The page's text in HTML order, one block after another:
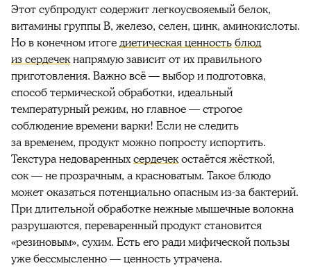
Этот субпродукт содержит легкоусвояемый белок,
витамины группы B, железо, селен, цинк, аминокислоты.
Но в конечном итогедиетическая ценностьблюд
из сердечекнапрямую зависит от их правильного
приготовления. Важно всё — выбор и подготовка,
способ термической обработки, идеальный
температурный режим, но главное — строгое
соблюдение времени варки! Если не следить
за временем, продукт можно попросту испортить.
Текстура недоваренныхсердечекостаётся жёсткой,
сок — не прозрачным, а красноватым. Такое блюдо
может оказаться потенциально опасным из-за бактерий.
При длительной обработке нежные мышечные волокна
разрушаются, переваренный продукт становится
«резиновым», сухим. Есть его ради мифической пользы
уже бессмысленно — ценность утрачена.